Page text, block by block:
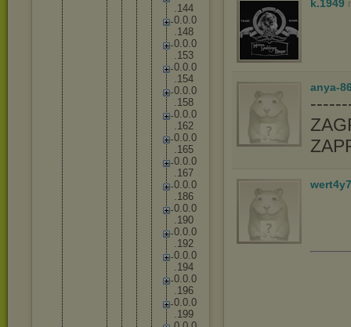
.144
0.0.0
.148
0.0.0
.153
0.0.0
.154
0.0.0
.158
0.0.0
.162
0.0.0
.165
0.0.0
.167
0.0.0
.186
0.0.0
.190
0.0.0
.192
0.0.0
.194
0.0.0
.196
0.0.0
.199
k.1949
anya-